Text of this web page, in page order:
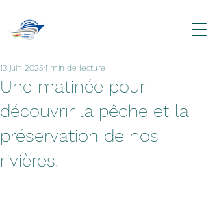
Une matinée pour
découvrir la pêche et la
préservation de nos
rivières.
13 juin 20251 min de lecture